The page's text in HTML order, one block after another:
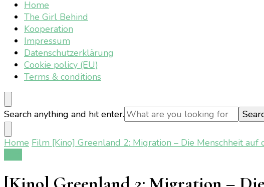
Home
The Girl Behind
Kooperation
Impressum
Datenschutzerklärung
Cookie policy (EU)
Terms & conditions
Looking
for
Something?
Search anything and hit enter.
Home Film [Kino] Greenland 2: Migration – Die Menschheit auf